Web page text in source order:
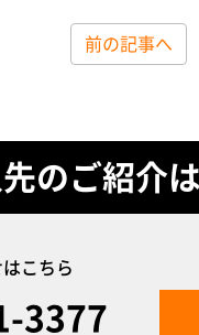
前の記事へ
のご紹介
こちら
3377